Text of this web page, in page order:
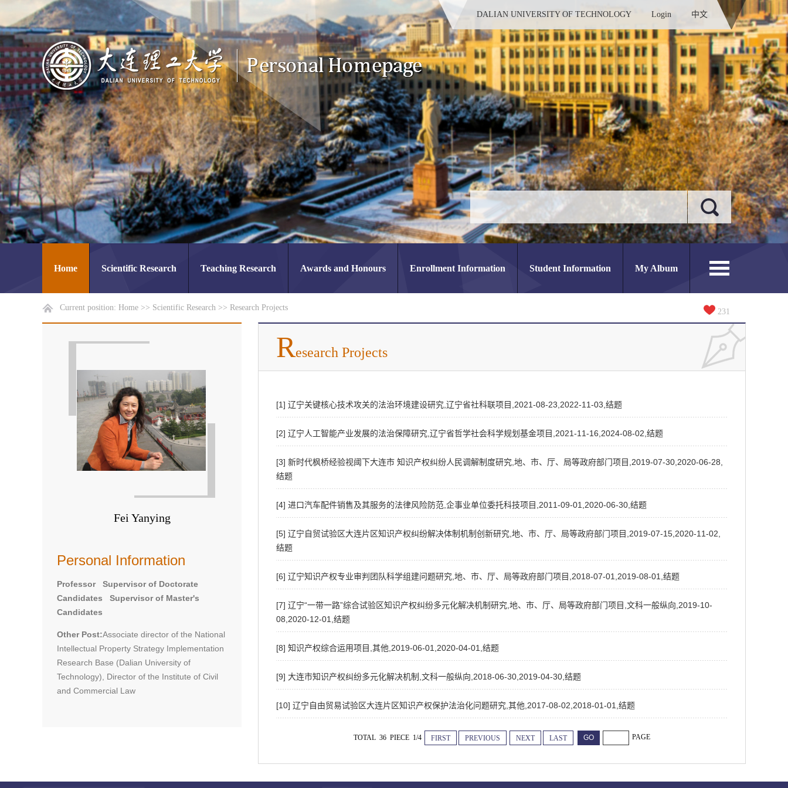
DALIAN UNIVERSITY OF TECHNOLOGY Login 中文
Home Scientific Research Teaching Research Awards and Honours Enrollment Information Student Information My Album
Current position: Home >> Scientific Research >> Research Projects 231
Fei Yanying
Personal Information
Professor Supervisor of Doctorate
Candidates Supervisor of Master's
Candidates
Other Post:Associate director of the National
Intellectual Property Strategy Implementation
Research Base (Dalian University of
Technology), Director of the Institute of Civil
and Commercial Law
Research Projects
[1] 辽宁关键核心技术攻关的法治环境建设研究,辽宁省社科联项目,2021-08-23,2022-11-03,结题
[2] 辽宁人工智能产业发展的法治保障研究,辽宁省哲学社会科学规划基金项目,2021-11-16,2024-08-02,结题
[3] 新时代枫桥经验视阈下大连市 知识产权纠纷人民调解制度研究,地、市、厅、局等政府部门项目,2019-07-30,2020-06-28,
结题
[4] 进口汽车配件销售及其服务的法律风险防范,企事业单位委托科技项目,2011-09-01,2020-06-30,结题
[5] 辽宁自贸试验区大连片区知识产权纠纷解决体制机制创新研究,地、市、厅、局等政府部门项目,2019-07-15,2020-11-02,
结题
[6] 辽宁知识产权专业审判团队科学组建问题研究,地、市、厅、局等政府部门项目,2018-07-01,2019-08-01,结题
[7] 辽宁“一带一路”综合试验区知识产权纠纷多元化解决机制研究,地、市、厅、局等政府部门项目,文科一般纵向,2019-10-
08,2020-12-01,结题
[8] 知识产权综合运用项目,其他,2019-06-01,2020-04-01,结题
[9] 大连市知识产权纠纷多元化解决机制,文科一般纵向,2018-06-30,2019-04-30,结题
[10] 辽宁自由贸易试验区大连片区知识产权保护法治化问题研究,其他,2017-08-02,2018-01-01,结题
TOTAL 36 PIECE 1/4 FIRST PREVIOUS NEXT LAST PAGE